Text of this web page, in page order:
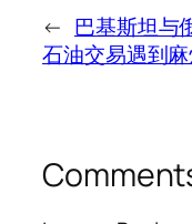
← 巴基斯坦与
石油交易遇到